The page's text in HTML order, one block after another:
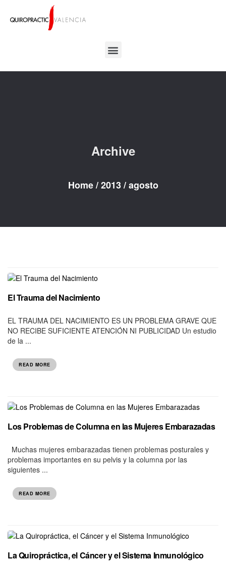
Archive
Home / 2013 / agosto
El Trauma del Nacimiento
EL TRAUMA DEL NACIMIENTO ES UN PROBLEMA GRAVE QUE
NO RECIBE SUFICIENTE ATENCIÓN NI PUBLICIDAD Un estudio
de la ...
READ MORE
Los Problemas de Columna en las Mujeres Embarazadas
Muchas mujeres embarazadas tienen problemas posturales y
problemas importantes en su pelvis y la columna por las
siguientes ...
READ MORE
La Quiropráctica, el Cáncer y el Sistema Inmunológico